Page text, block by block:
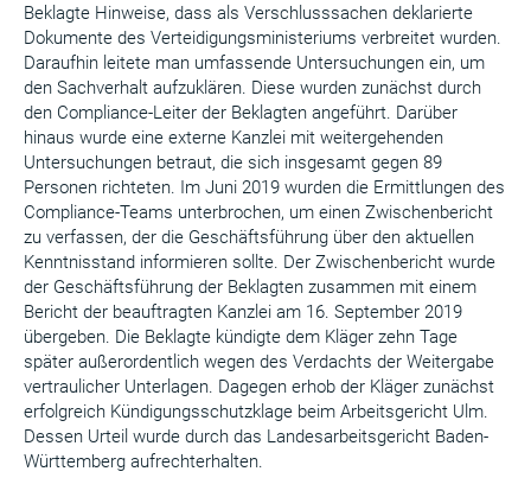
Beklagte Hinweise, dass als Verschlusssachen deklarierte
Dokumente des Verteidigungsministeriums verbreitet wurden.
Daraufhin leitete man umfassende Untersuchungen ein, um
den Sachverhalt aufzuklären. Diese wurden zunächst durch
den Compliance-Leiter der Beklagten angeführt. Darüber
hinaus wurde eine externe Kanzlei mit weitergehenden
Untersuchungen betraut, die sich insgesamt gegen 89
Personen richteten. Im Juni 2019 wurden die Ermittlungen des
Compliance-Teams unterbrochen, um einen Zwischenbericht
zu verfassen, der die Geschäftsführung über den aktuellen
Kenntnisstand informieren sollte. Der Zwischenbericht wurde
der Geschäftsführung der Beklagten zusammen mit einem
Bericht der beauftragten Kanzlei am 16. September 2019
übergeben. Die Beklagte kündigte dem Kläger zehn Tage
später außerordentlich wegen des Verdachts der Weitergabe
vertraulicher Unterlagen. Dagegen erhob der Kläger zunächst
erfolgreich Kündigungsschutzklage beim Arbeitsgericht Ulm.
Dessen Urteil wurde durch das Landesarbeitsgericht Baden-
Württemberg aufrechterhalten.